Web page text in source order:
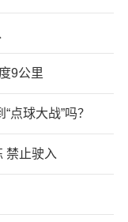
9公里
点球大战”吗？
禁止驶入